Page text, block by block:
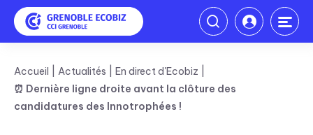
Accueil Actualités
En direct d'Ecobiz
⏰ Dernière ligne droite avant la clôture des
candidatures des Innotrophées !